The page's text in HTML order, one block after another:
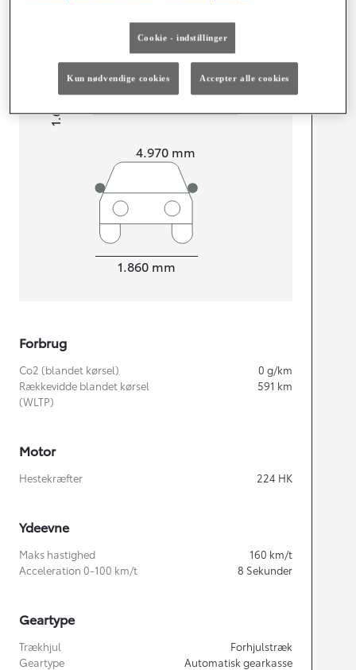
4.970 mm
Højt
1.690
1.860 mm
Forbrug
Co2 (blandet kørsel) 0 g/km
Rækkevidde blandet kørsel
(WLTP)
591 km
Motor
Hestekræfter 224 HK
Ydeevne
Maks hastighed 160 km/t
Acceleration 0-100 km/t
8 Sekunder
Geartype
Trækhjul
Forhjulstræk
Geartype
Automatisk gearkasse
Cookie - indstillinger
Kun nødvendige cookies Accepter alle cookies